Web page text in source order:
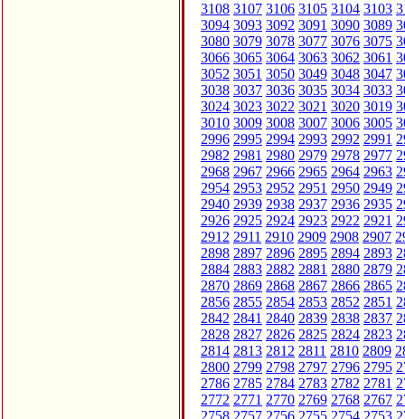
3108 3107 3106 3105 3104 3103
3094 3093 3092 3091 3090 3089
3080 3079 3078 3077 3076 3075
3066 3065 3064 3063 3062 3061
3052 3051 3050 3049 3048 3047
3038 3037 3036 3035 3034 3033
3024 3023 3022 3021 3020 3019
3010 3009 3008 3007 3006 3005
2996 2995 2994 2993 2992 2991
2982 2981 2980 2979 2978 2977
2968 2967 2966 2965 2964 2963
2954 2953 2952 2951 2950 2949
2940 2939 2938 2937 2936 2935
2926 2925 2924 2923 2922 2921
2912 2911 2910 2909 2908 2907
2898 2897 2896 2895 2894 2893
2884 2883 2882 2881 2880 2879
2870 2869 2868 2867 2866 2865
2856 2855 2854 2853 2852 2851
2842 2841 2840 2839 2838 2837
2828 2827 2826 2825 2824 2823
2814 2813 2812 2811 2810 2809
2800 2799 2798 2797 2796 2795
2786 2785 2784 2783 2782 2781
2772 2771 2770 2769 2768 2767